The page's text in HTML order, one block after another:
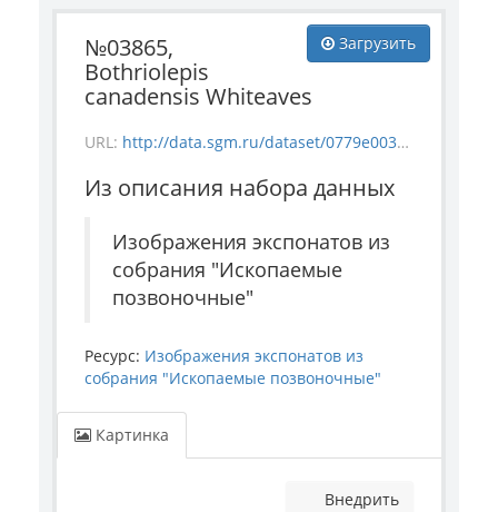
Загрузить
№03865,
Bothriolepis
canadensis Whiteaves
URL: http://data.sgm.ru/dataset/0779e003-a6be-4363-bd84-0ae696d3d0ba/resource/6ed06ed4-b090-4cc8-a993-e10f2c4f1667/download/vertebrate_3865.jpg
Из описания набора данных
Изображения экспонатов из
собрания "Ископаемые
позвоночные"
Ресурс: Изображения экспонатов из
собрания "Ископаемые позвоночные"
Картинка
Внедрить